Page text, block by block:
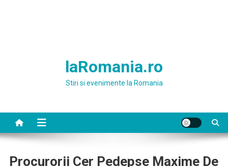
laRomania.ro
Stiri si evenimente la Romania
Procurorii Cer Pedepse Maxime De